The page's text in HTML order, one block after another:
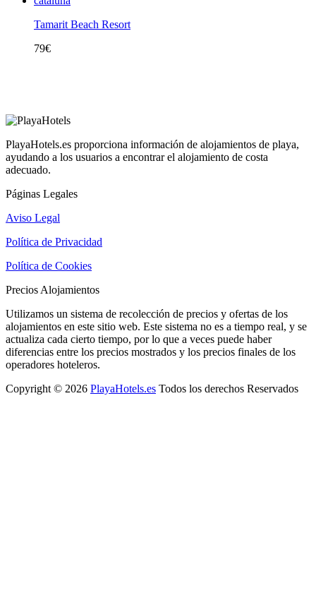
Tamarit Beach Resort
79€
PlayaHotels.es proporciona información de alojamientos de playa,
ayudando a los usuarios a encontrar el alojamiento de costa
adecuado.
Páginas Legales
Aviso Legal
Política de Privacidad
Política de Cookies
Precios Alojamientos
Utilizamos un sistema de recolección de precios y ofertas de los
alojamientos en este sitio web. Este sistema no es a tiempo real, y se
actualiza cada cierto tiempo, por lo que a veces puede haber
diferencias entre los precios mostrados y los precios finales de los
operadores hoteleros.
Copyright © 2026 PlayaHotels.es Todos los derechos Reservados